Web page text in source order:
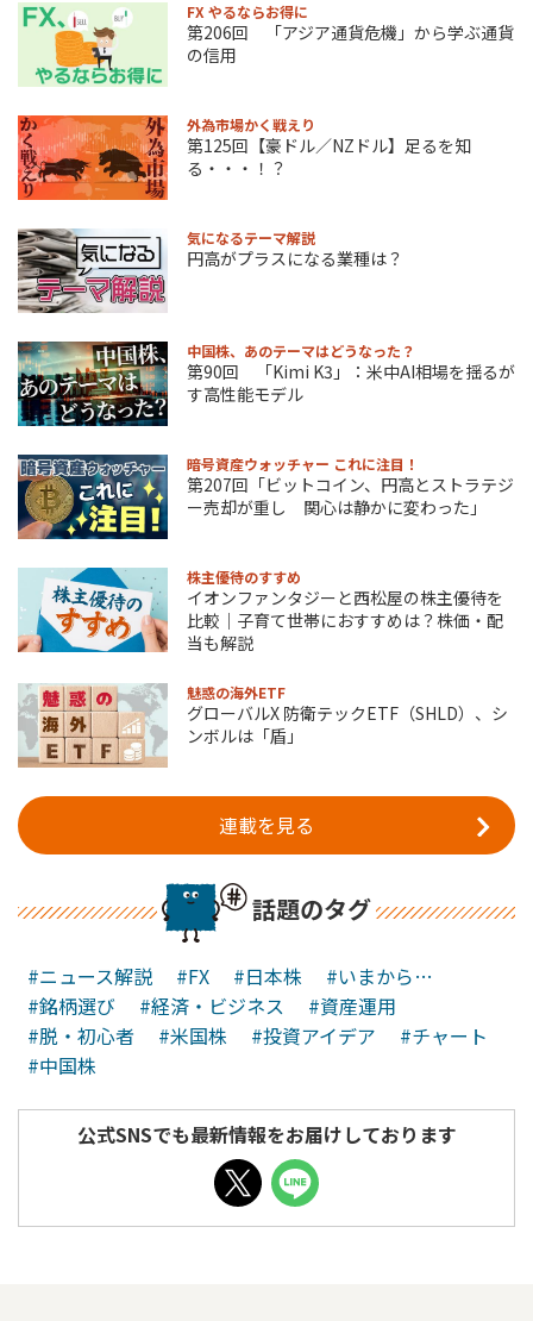
FX やるならお得に
第206回 「アジア通貨危機」から学ぶ通貨
の信用
外為市場かく戦えり
第125回【豪ドル／NZドル】足るを知
る・・・！？
気になるテーマ解説
円高がプラスになる業種は？
中国株、あのテーマはどうなった？
第90回 「Kimi K3」：米中AI相場を揺るが
す高性能モデル
暗号資産ウォッチャー これに注目！
第207回「ビットコイン、円高とストラテジ
ー売却が重し 関心は静かに変わった」
株主優待のすすめ
イオンファンタジーと西松屋の株主優待を
比較｜子育て世帯におすすめは？株価・配
当も解説
魅惑の海外ETF
グローバルX 防衛テックETF（SHLD）、シ
ンボルは「盾」
連載を見る
話題のタグ
#ニュース解説 #FX #日本株
#いまから…
#銘柄選び
#経済・ビジネス
#資産運用
#脱・初心者
#米国株 #投資アイデア
#チャート
#中国株
公式SNSでも最新情報をお届けしております